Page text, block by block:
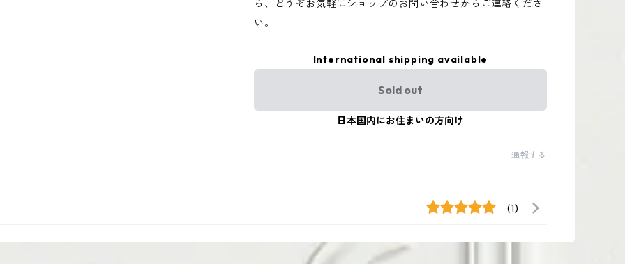
ら、どうぞお気軽にショップのお問い合わせからご連絡くださ
い。
International shipping available
Sold out
日本国内にお住まいの方向け
通報する
(1)